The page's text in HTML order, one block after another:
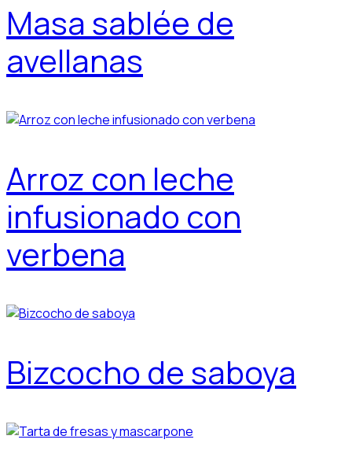
Masa sablée de
avellanas
Arroz con leche
infusionado con
verbena
Bizcocho de saboya